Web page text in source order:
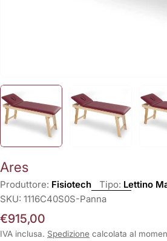
Ares
Produttore: Fisiotech Tipo: Lettino
SKU: 1116C40S0S-Panna
Prezzo
normale
€915,00
IVA inclusa. Spedizione calcolata al